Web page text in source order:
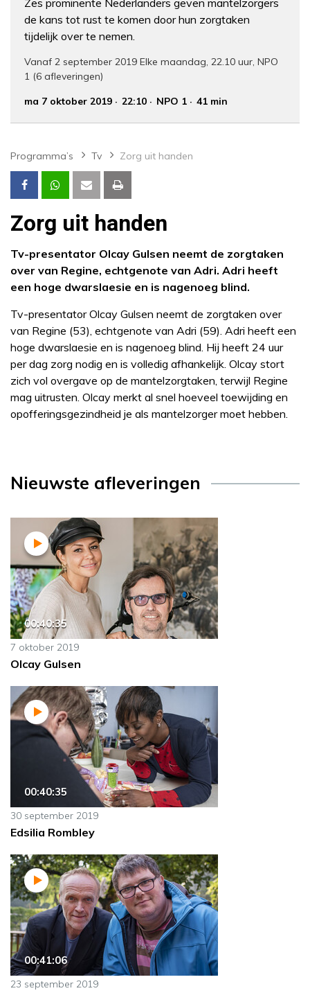
Zes prominente Nederlanders geven mantelzorgers
de kans tot rust te komen door hun zorgtaken
tijdelijk over te nemen.
Vanaf 2 september 2019 Elke maandag, 22.10 uur, NPO
1 (6 afleveringen)
ma 7 oktober 2019
22:10 NPO 1 41 min
Programma’s Tv Zorg uit handen
Zorg uit handen
Tv-presentator Olcay Gulsen neemt de zorgtaken
over van Regine, echtgenote van Adri. Adri heeft
een hoge dwarslaesie en is nagenoeg blind.
Tv-presentator Olcay Gulsen neemt de zorgtaken over
van Regine (53), echtgenote van Adri (59). Adri heeft een
hoge dwarslaesie en is nagenoeg blind. Hij heeft 24 uur
per dag zorg nodig en is volledig afhankelijk. Olcay stort
zich vol overgave op de mantelzorgtaken, terwijl Regine
mag uitrusten. Olcay merkt al snel hoeveel toewijding en
opofferingsgezindheid je als mantelzorger moet hebben.
Nieuwste afleveringen
00:40:35
7 oktober 2019
Olcay Gulsen
00:40:35
30 september 2019
Edsilia Rombley
00:41:06
23 september 2019